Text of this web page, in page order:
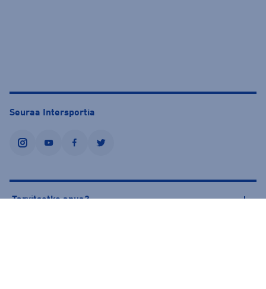
Seuraa Intersportia
instagramyoutubefacebooktwitter
Tarvitsetko apua?